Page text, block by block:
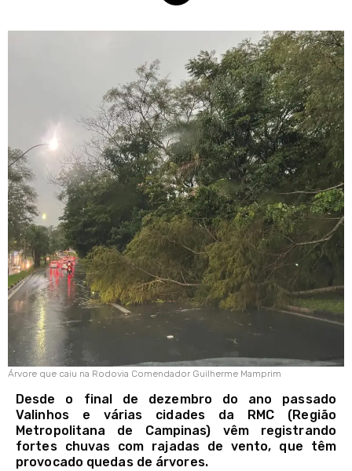
Árvore que caiu na Rodovia Comendador Guilherme Mamprim
Desde o final de dezembro do ano passado
Valinhos e várias cidades da RMC (Região
Metropolitana de Campinas) vêm registrando
fortes chuvas com rajadas de vento, que têm
provocado quedas de árvores.